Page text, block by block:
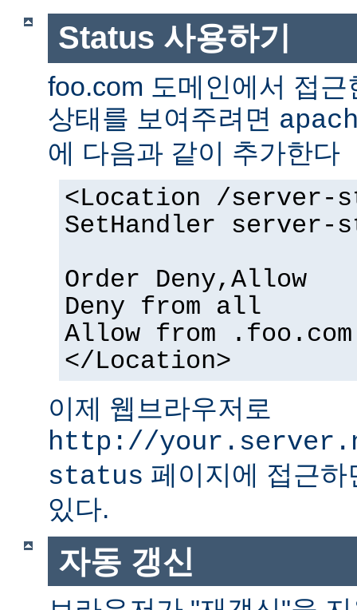
Status 사용하기
foo.com 도메인에서 접
상태를 보여주려면
에 다음과 같이 추가한다
<Location /server-
SetHandler server-
Order Deny,Allow
Deny from all
Allow from .foo.com
</Location>
이제 웹브라우저로
http://
status 페이지에 접근
있다.
자동 갱신